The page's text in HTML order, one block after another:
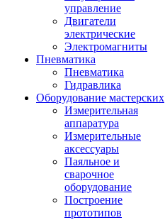
управление
Двигатели
электрические
Электромагниты
Пневматика
Пневматика
Гидравлика
Оборудование мастерских
Измерительная
аппаратура
Измерительные
аксессуары
Паяльное и
сварочное
оборудование
Построение
прототипов